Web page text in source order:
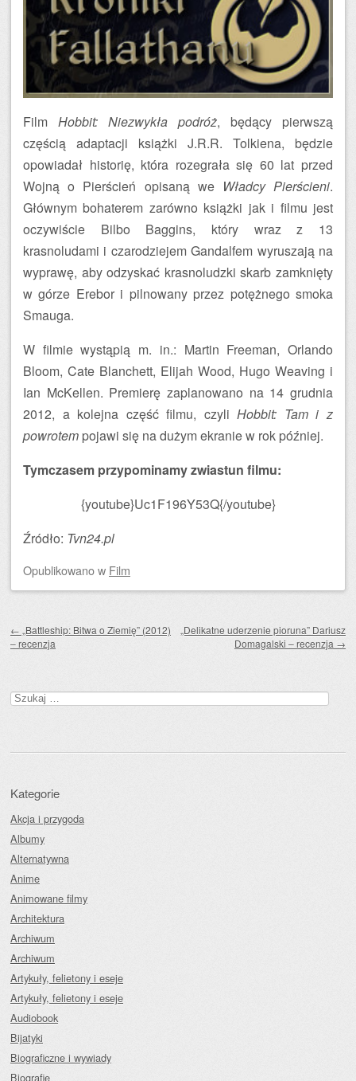
Film Hobbit: Niezwykła podróż, będący pierwszą
częścią adaptacji książki J.R.R. Tolkiena, będzie
opowiadał historię, która rozegrała się 60 lat przed
Wojną o Pierścień opisaną we Władcy Pierścieni.
Głównym bohaterem zarówno książki jak i filmu jest
oczywiście Bilbo Baggins, który wraz z 13
krasnoludami i czarodziejem Gandalfem wyruszają na
wyprawę, aby odzyskać krasnoludzki skarb zamknięty
w górze Erebor i pilnowany przez potężnego smoka
Smauga.
W filmie wystąpią m. in.: Martin Freeman, Orlando
Bloom, Cate Blanchett, Elijah Wood, Hugo Weaving i
Ian McKellen. Premierę zaplanowano na 14 grudnia
2012, a kolejna część filmu, czyliHobbit: Tam i z
powrotem pojawi się na dużym ekranie w rok później.
Tymczasem przypominamy zwiastun filmu:
{youtube}Uc1F196Y53Q{/youtube}
Źródło: Tvn24.pl
Opublikowanow Film
← „Battleship: Bitwa o Ziemię” (2012)
– recenzja
„Delikatne uderzenie pioruna” Dariusz
Domagalski – recenzja →
Szukaj:
Kategorie
Akcja i przygoda
Albumy
Alternatywna
Anime
Animowane filmy
Architektura
Archiwum
Archiwum
Artykuły, felietony i eseje
Artykuły, felietony i eseje
Audiobook
Bijatyki
Biograficzne i wywiady
Biografie